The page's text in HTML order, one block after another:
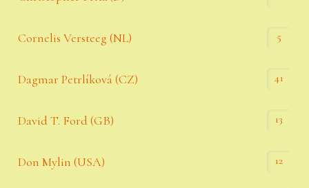
Cornelis Versteeg (NL) 5
Dagmar Petrlíková (CZ) 41
David T. Ford (GB) 13
Don Mylin (USA) 12